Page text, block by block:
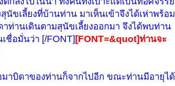
ขเลี้ยงที่บ้านท่าน มาเห็นเข้าจึงได้เห่าพร้อม
ท่านเดินตามสุนัขเลี้ยงออกมา จึงได้พบท่าน
ชื่อมั่นว่า [/FONT] [FONT=&quot]ท่านจะ
าบิดาของท่านก็จากไปอีก ขณะท่านมีอายุได้